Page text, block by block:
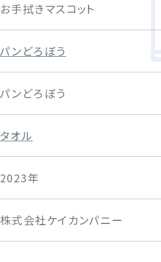
お手拭きマスコット
パンどろぼう
パンどろぼう
タオル
2023年
株式会社ケイカンパニー